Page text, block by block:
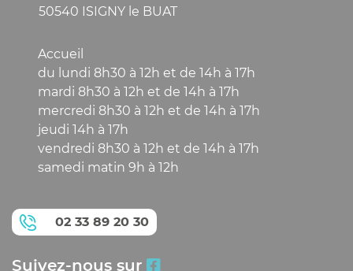
50540 ISIGNY le BUAT
Accueil
du lundi 8h30 à 12h et de 14h à 17h
mardi 8h30 à 12h et de 14h à 17h
mercredi 8h30 à 12h et de 14h à 17h
jeudi 14h à 17h
vendredi 8h30 à 12h et de 14h à 17h
samedi matin 9h à 12h
02 33 89 20 30
Suivez-nous sur